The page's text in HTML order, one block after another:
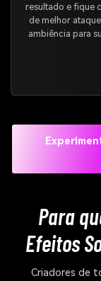
resultado e fique
de melhor
ambiência para
Para
Efeitos
Criadores de